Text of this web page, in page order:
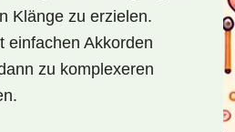
Klänge zu erzielen.
einfachen Akkorden
zu komplexeren